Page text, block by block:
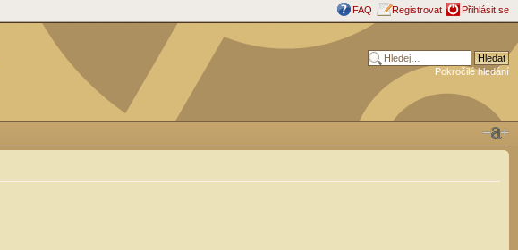
FAQ Registrovat Přihlásit se
Pokročilé hledání